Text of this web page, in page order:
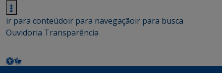
ir para conteúdoir para navegaçãoir para busca
Ouvidoria Transparência